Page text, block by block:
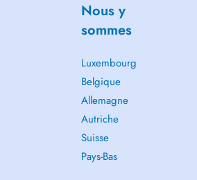
Nous y
sommes
Luxembourg
Belgique
Allemagne
Autriche
Suisse
Pays-Bas